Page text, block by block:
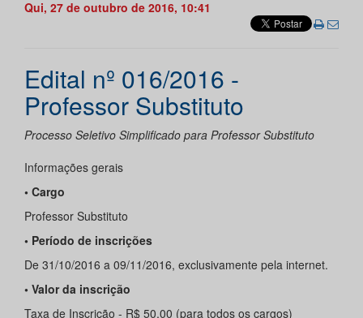
Qui, 27 de outubro de 2016, 10:41
Edital nº 016/2016 -
Professor Substituto
Processo Seletivo Simplificado para Professor Substituto
Informações gerais
• Cargo
Professor Substituto
• Período de inscrições
De 31/10/2016 a 09/11/2016, exclusivamente pela internet.
• Valor da inscrição
Taxa de Inscrição - R$ 50,00 (para todos os cargos)